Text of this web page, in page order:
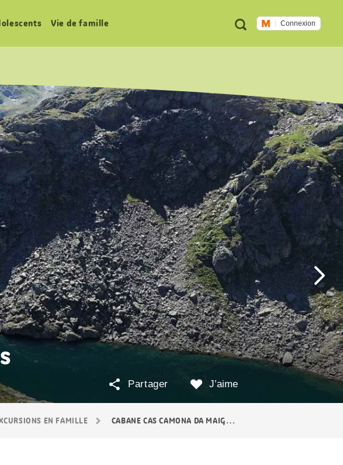
Métanavigation
RechercheConnexion
Vie de famille
EN FAMILLE CABANE CAS CAMONA DA MAIGHELS
J’aime
Partager